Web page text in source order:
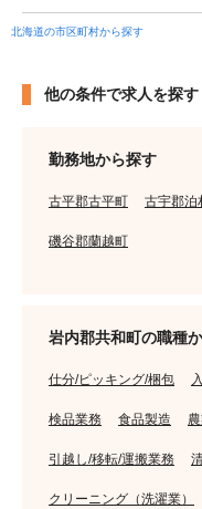
北海道の市区町村から探す
他の条件で求人を探す
勤務地から探す
古平郡古平町 古宇郡泊
磯谷郡蘭越町
岩内郡共和町の職種
仕分/ピッキング/梱包
検品業務 食品製造
引越し/移転/運搬業務
クリーニング（洗濯業）